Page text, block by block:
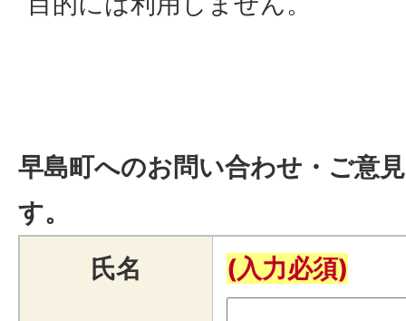
早島町へのお問い合わせ・ご意
す。
氏名
(入力必須)